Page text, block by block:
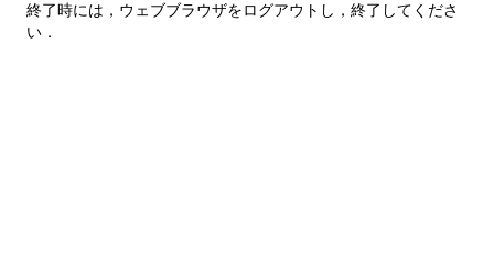
終了時には，ウェブブラウザをログアウトし，終了してくださ
い．